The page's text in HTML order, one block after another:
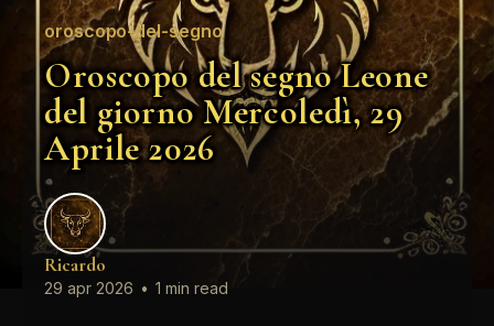
oroscopo-del-segno
Oroscopo del segno Leone
del giorno Mercoledì, 29
Aprile 2026
Ricardo
29 apr 2026 • 1 min read